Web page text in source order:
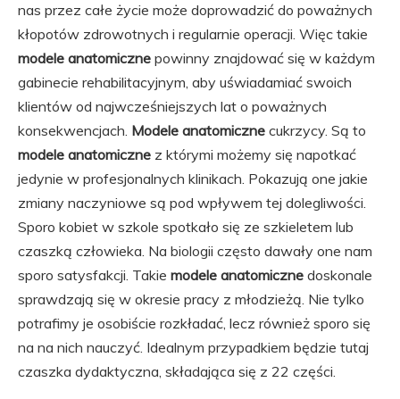
nas przez całe życie może doprowadzić do poważnych
kłopotów zdrowotnych i regularnie operacji. Więc takie
modele anatomiczne powinny znajdować się w każdym
gabinecie rehabilitacyjnym, aby uświadamiać swoich
klientów od najwcześniejszych lat o poważnych
konsekwencjach. Modele anatomiczne cukrzycy. Są to
modele anatomiczne z którymi możemy się napotkać
jedynie w profesjonalnych klinikach. Pokazują one jakie
zmiany naczyniowe są pod wpływem tej dolegliwości.
Sporo kobiet w szkole spotkało się ze szkieletem lub
czaszką człowieka. Na biologii często dawały one nam
sporo satysfakcji. Takie modele anatomiczne doskonale
sprawdzają się w okresie pracy z młodzieżą. Nie tylko
potrafimy je osobiście rozkładać, lecz również sporo się
na na nich nauczyć. Idealnym przypadkiem będzie tutaj
czaszka dydaktyczna, składająca się z 22 części.